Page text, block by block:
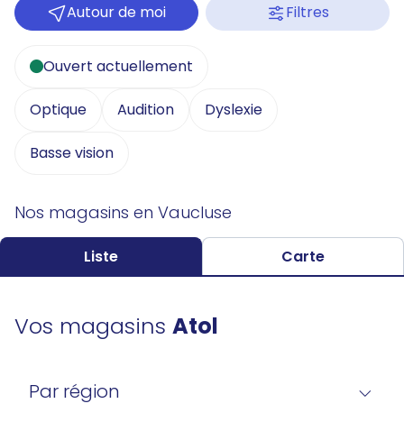
Autour de moi Filtres
Ouvert actuellement
Optique Audition Dyslexie
Basse vision
Nos magasins en Vaucluse
Liste Carte
Vos magasins Atol
Par région